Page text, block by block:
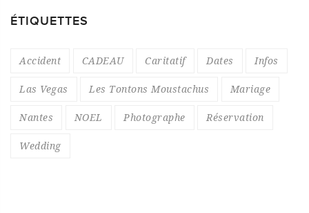
ÉTIQUETTES
Accident CADEAU Caritatif Dates Infos
Las Vegas Les Tontons Moustachus Mariage
Nantes NOEL Photographe Réservation
Wedding